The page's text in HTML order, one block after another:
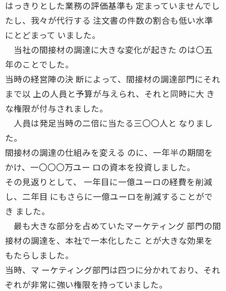
はっきりとした業務の評価基準も 定まっていませんでし
たし、我々が代行する 注文書の件数の割合も低い水準
にとどまって いました。
当社の間接材の調達に大きな変化が起きた のは〇五
年のことでした。
当時の経営陣の決 断によって、間接材の調達部門にそれ
まで以 上の人員と予算が与えられ、それと同時に大 き
な権限が付与されました。
人員は発足当時の二倍に当たる三〇〇人と なりまし
た。
間接材の調達の仕組みを変える のに、一年半の期間を
かけ、一〇〇〇万ユー ロの資本を投資しました。
その見返りとして、 一年目に一億ユーロの経費を削減
し、二年目 にもさらに一億ユーロを削減することがで
き ました。
最も大きな部分を占めていたマーケティング 部門の間
接材の調達を、本社で一本化したこ とが大きな効果を
もたらしました。
当時、マ ーケティング部門は四つに分かれており、それ
ぞれが非常に強い権限を持っていました。